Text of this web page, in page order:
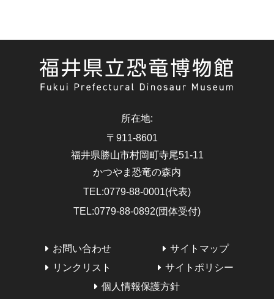
所在地:
〒911-8601
福井県勝山市村岡町寺尾51-11
かつやま恐竜の森内
TEL:0779-88-0001(代表)
TEL:0779-88-0892(団体受付)
お問い合わせ
サイトマップ
リンクリスト
サイトポリシー
個人情報保護方針